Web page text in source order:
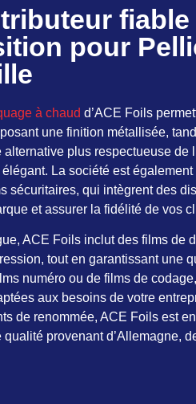
fiable
pour
à chaud d’ACE Foils
une finition métallisée,
alternative plus respectueuse de
La société est
sécuritaires, qui intègrent des
et assurer la fidélité de vos
ACE Foils inclut des films de
tout en garantissant une
numéro ou de films de
aux besoins de votre
de renommée, ACE Foils est
qualité provenant d’Allemagne,